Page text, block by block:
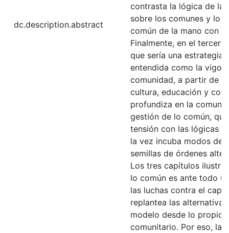
dc.description.abstract
contrasta la lógica de la
sobre los comunes y lo
común de la mano con
Finalmente, en el tercer
que sería una estrategia
entendida como la
comunidad, a partir de
cultura, educación y
profundiza en la
gestión de lo común,
tensión con las lógicas
la vez incuba modos de
semillas de órdenes
Los tres capítulos
lo común es ante todo
las luchas contra el
replantea las
modelo desde lo
comunitario. Por eso, la